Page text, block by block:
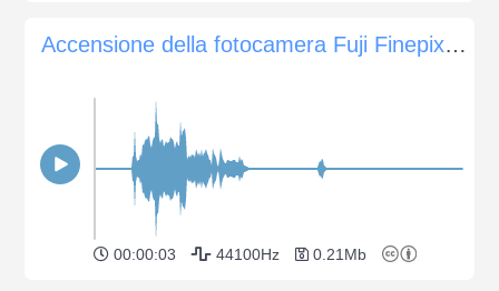
Accensione della fotocamera Fuji Finepix F11
00:00:03 44100Hz 0.21Mb